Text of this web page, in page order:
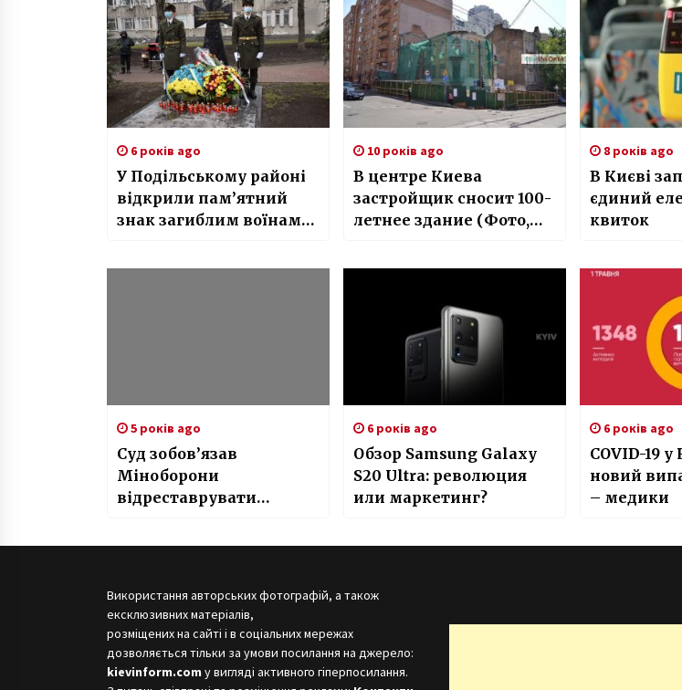
6 років ago
У Подільському районі
відкрили пам’ятний
знак загиблим воїнам
10 років ago
В центре Киева
застройщик сносит 100-
летнее здание (Фото,
8 років ago
В Києві
єдиний
квиток
5 років ago
Суд зобов’язав
Міноборони
відреставрувати
6 років ago
Обзор Samsung Galaxy
S20 Ultra: революция
или маркетинг?
6 років ago
COVID-19 у
новий
– медики
Використання авторських фотографій, а також
ексклюзивних матеріалів,
розміщених на сайті і в соціальних мережах
дозволяється тільки за умови посилання на джерело:
kievinform.com у вигляді активного гіперпосилання.